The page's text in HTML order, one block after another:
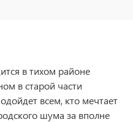
в тихом районе
в старой части
всем, кто мечтает
шума за вполне